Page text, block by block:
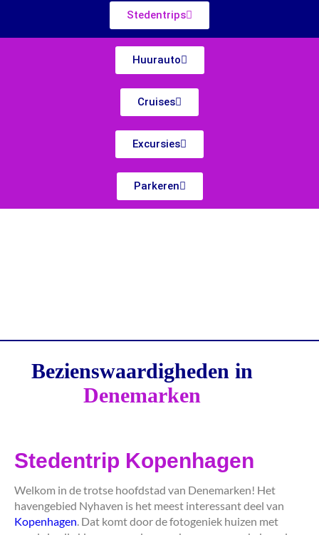
Stedentrips
Huurauto
Cruises
Excursies
Parkeren
Bezienswaardigheden in
Denemarken
Stedentrip Kopenhagen
Welkom in de trotse hoofdstad van Denemarken! Het
havengebied Nyhaven is het meest interessant deel van
Kopenhagen. Dat komt door de fotogeniek huizen met